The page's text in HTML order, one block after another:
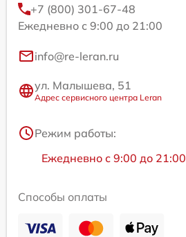
+7 (800) 301-67-48
Ежедневно с 9:00 до 21:00
info@re-leran.ru
ул. Малышева, 51
Адрес сервисного центра Leran
Режим работы:
Ежедневно с 9:00 до 21:00
Способы оплаты